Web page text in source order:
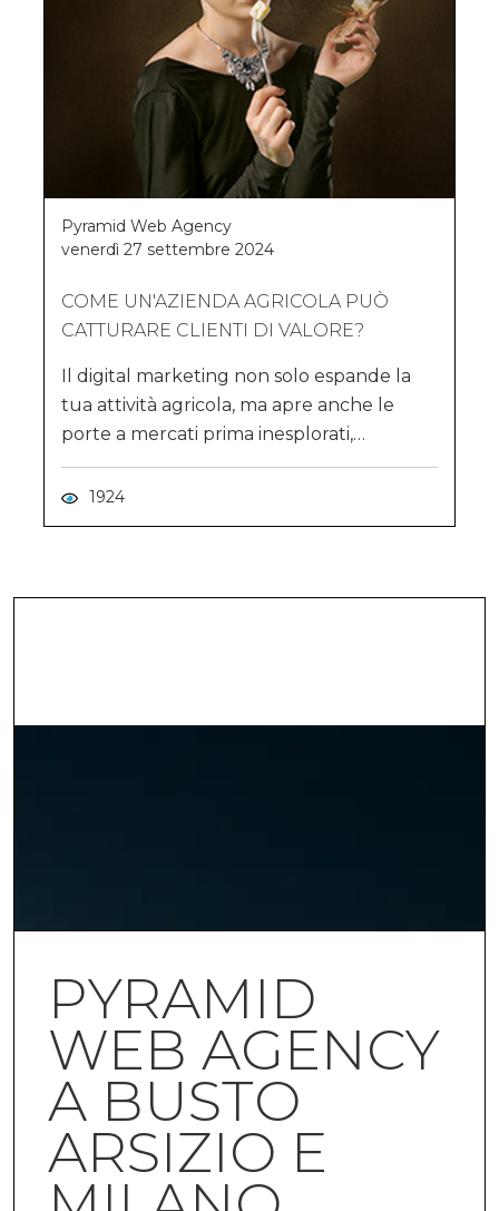
Pyramid Web Agency
venerdì 27 settembre 2024
COME UN'AZIENDA AGRICOLA PUÒ
CATTURARE CLIENTI DI VALORE?
Il digital marketing non solo espande la
tua attività agricola, ma apre anche le
porte a mercati prima inesplorati,
consentendo di raggiungere clienti
disposti a spendere di più in prodotti di
alta qualità, che la tua azienda agricola
1924
PYRAMID
WEB AGENCY
A BUSTO
ARSIZIO E